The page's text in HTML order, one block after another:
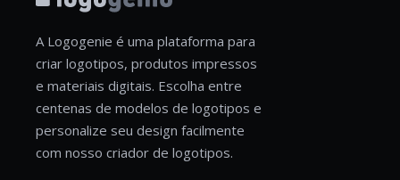
A Logogenie é uma plataforma para
criar logotipos, produtos impressos
e materiais digitais. Escolha entre
centenas de modelos de logotipos e
personalize seu design facilmente
com nosso criador de logotipos.